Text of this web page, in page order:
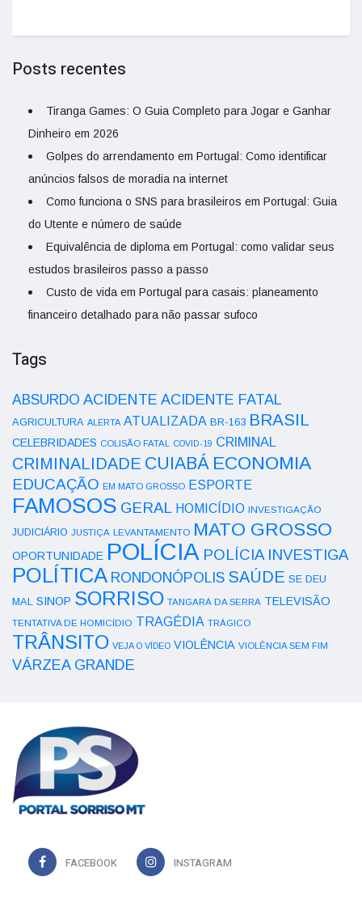
Posts recentes
Tiranga Games: O Guia Completo para Jogar e Ganhar
Dinheiro em 2026
Golpes do arrendamento em Portugal: Como identificar
anúncios falsos de moradia na internet
Como funciona o SNS para brasileiros em Portugal: Guia
do Utente e número de saúde
Equivalência de diploma em Portugal: como validar seus
estudos brasileiros passo a passo
Custo de vida em Portugal para casais: planeamento
financeiro detalhado para não passar sufoco
Tags
ABSURDO ACIDENTE ACIDENTE FATAL
AGRICULTURA ALERTA ATUALIZADA BR-163 BRASIL
CELEBRIDADES COLISÃO FATAL COVID-19 CRIMINAL
CRIMINALIDADE CUIABÁ ECONOMIA
EDUCAÇÃO EM MATO GROSSO ESPORTE
FAMOSOS GERAL HOMICÍDIO INVESTIGAÇÃO
JUDICIÁRIO JUSTIÇA LEVANTAMENTO MATO GROSSO
OPORTUNIDADE POLÍCIA POLÍCIA INVESTIGA
POLÍTICA RONDONÓPOLIS SAÚDE SE DEU
MAL SINOP SORRISO TANGARÁ DA SERRA TELEVISÃO
TENTATIVA DE HOMICÍDIO TRAGÉDIA TRÁGICO
TRÂNSITO VEJA O VÍDEO VIOLÊNCIA VIOLÊNCIA SEM FIM
VÁRZEA GRANDE
FACEBOOK INSTAGRAM